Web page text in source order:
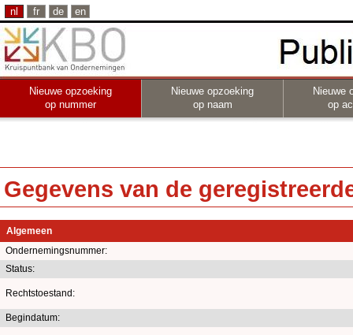
nl fr de en
Nieuwe opzoeking
op nummer
Nieuwe opzoeking
op naam
Nieuwe
op
Gegevens van de
Algemeen
Ondernemingsnummer:
Status:
Rechtstoestand:
Begindatum: